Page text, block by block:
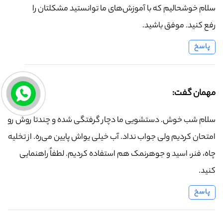
سلام خوشحالیم که با آموزش‌های ما توانستید مشکلتان را
رفع کنید. موفق باشید.
پاسخ
مهمان گفت:
سلام شب خوش. دستشویی ما دچار گرفتگی شده و چندتا روش رو
امتحان کردیم ولی جواب نداد. آب خیلی یواش پایین می‌ره. از تخلیه
چاه، فنر، اسید و جوهرنمک هم استفاده کردیم. لطفاً راهنمایی
کنید.
پاسخ